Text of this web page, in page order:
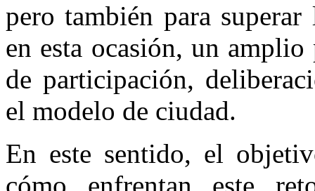
pero también para
en esta ocasión, un amplio
de participación,
el modelo de ciudad.
En este sentido, el